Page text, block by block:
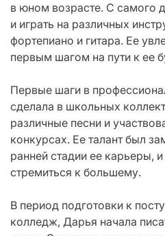
в юном возрасте. С самого
и играть на различных
фортепиано и гитара. Ее
первым шагом на пути к ее
Первые шаги в
сделала в школьных
различные песни и
конкурсах. Ее талант был
ранней стадии ее карьеры,
стремиться к большему.
В период подготовки к
колледж, Дарья начала